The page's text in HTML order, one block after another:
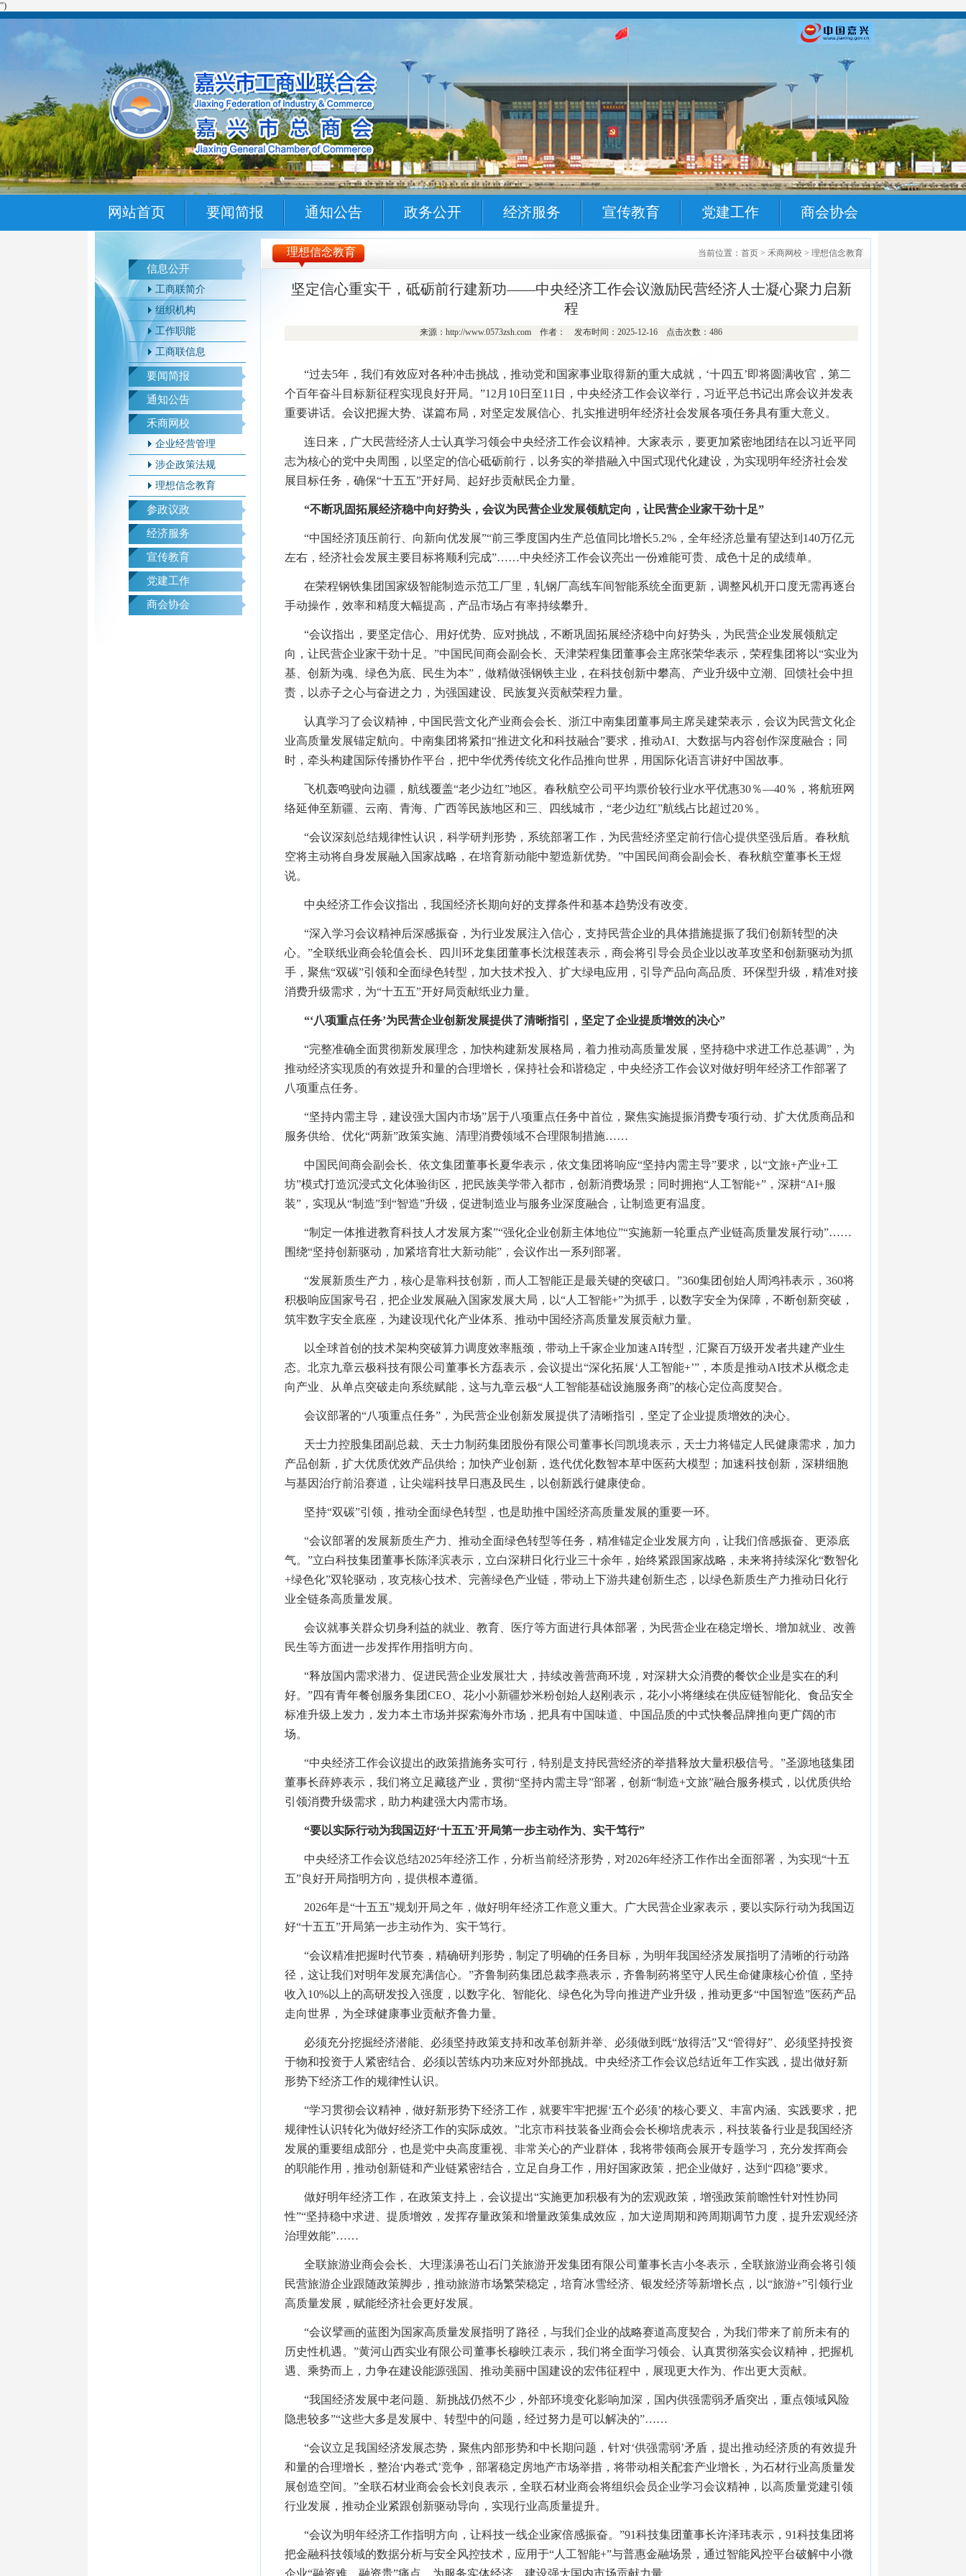
")
网站首页 要闻简报 通知公告 政务公开 经济服务 宣传教育 党建工作 商会协会
信息公开
工商联简介
组织机构
工作职能
工商联信息
要闻简报
通知公告
禾商网校
企业经营管理
涉企政策法规
理想信念教育
参政议政
经济服务
宣传教育
党建工作
商会协会
理想信念教育 当前位置：首页 > 禾商网校 > 理想信念教育
坚定信心重实干，砥砺前行建新功——中央经济工作会议激励民营经济人士凝心聚力启新
程
来源：http://www.0573zsh.com 作者： 发布时间：2025-12-16 点击次数：486
“过去5年，我们有效应对各种冲击挑战，推动党和国家事业取得新的重大成就，‘十四五’即将圆满收官，第二
个百年奋斗目标新征程实现良好开局。”12月10日至11日，中央经济工作会议举行，习近平总书记出席会议并发表
重要讲话。会议把握大势、谋篇布局，对坚定发展信心、扎实推进明年经济社会发展各项任务具有重大意义。
连日来，广大民营经济人士认真学习领会中央经济工作会议精神。大家表示，要更加紧密地团结在以习近平同
志为核心的党中央周围，以坚定的信心砥砺前行，以务实的举措融入中国式现代化建设，为实现明年经济社会发
展目标任务，确保“十五五”开好局、起好步贡献民企力量。
“不断巩固拓展经济稳中向好势头，会议为民营企业发展领航定向，让民营企业家干劲十足”
“中国经济顶压前行、向新向优发展”“前三季度国内生产总值同比增长5.2%，全年经济总量有望达到140万亿元
左右，经济社会发展主要目标将顺利完成”……中央经济工作会议亮出一份难能可贵、成色十足的成绩单。
在荣程钢铁集团国家级智能制造示范工厂里，轧钢厂高线车间智能系统全面更新，调整风机开口度无需再逐台
手动操作，效率和精度大幅提高，产品市场占有率持续攀升。
“会议指出，要坚定信心、用好优势、应对挑战，不断巩固拓展经济稳中向好势头，为民营企业发展领航定
向，让民营企业家干劲十足。”中国民间商会副会长、天津荣程集团董事会主席张荣华表示，荣程集团将以“实业为
基、创新为魂、绿色为底、民生为本”，做精做强钢铁主业，在科技创新中攀高、产业升级中立潮、回馈社会中担
责，以赤子之心与奋进之力，为强国建设、民族复兴贡献荣程力量。
认真学习了会议精神，中国民营文化产业商会会长、浙江中南集团董事局主席吴建荣表示，会议为民营文化企
业高质量发展锚定航向。中南集团将紧扣“推进文化和科技融合”要求，推动AI、大数据与内容创作深度融合；同
时，牵头构建国际传播协作平台，把中华优秀传统文化作品推向世界，用国际化语言讲好中国故事。
飞机轰鸣驶向边疆，航线覆盖“老少边红”地区。春秋航空公司平均票价较行业水平优惠30％—40％，将航班网
络延伸至新疆、云南、青海、广西等民族地区和三、四线城市，“老少边红”航线占比超过20％。
“会议深刻总结规律性认识，科学研判形势，系统部署工作，为民营经济坚定前行信心提供坚强后盾。春秋航
空将主动将自身发展融入国家战略，在培育新动能中塑造新优势。”中国民间商会副会长、春秋航空董事长王煜
说。
中央经济工作会议指出，我国经济长期向好的支撑条件和基本趋势没有改变。
“深入学习会议精神后深感振奋，为行业发展注入信心，支持民营企业的具体措施提振了我们创新转型的决
心。”全联纸业商会轮值会长、四川环龙集团董事长沈根莲表示，商会将引导会员企业以改革攻坚和创新驱动为抓
手，聚焦“双碳”引领和全面绿色转型，加大技术投入、扩大绿电应用，引导产品向高品质、环保型升级，精准对接
消费升级需求，为“十五五”开好局贡献纸业力量。
“‘八项重点任务’为民营企业创新发展提供了清晰指引，坚定了企业提质增效的决心”
“完整准确全面贯彻新发展理念，加快构建新发展格局，着力推动高质量发展，坚持稳中求进工作总基调”，为
推动经济实现质的有效提升和量的合理增长，保持社会和谐稳定，中央经济工作会议对做好明年经济工作部署了
八项重点任务。
“坚持内需主导，建设强大国内市场”居于八项重点任务中首位，聚焦实施提振消费专项行动、扩大优质商品和
服务供给、优化“两新”政策实施、清理消费领域不合理限制措施……
中国民间商会副会长、依文集团董事长夏华表示，依文集团将响应“坚持内需主导”要求，以“文旅+产业+工
坊”模式打造沉浸式文化体验街区，把民族美学带入都市，创新消费场景；同时拥抱“人工智能+”，深耕“AI+服
装”，实现从“制造”到“智造”升级，促进制造业与服务业深度融合，让制造更有温度。
“制定一体推进教育科技人才发展方案”“强化企业创新主体地位”“实施新一轮重点产业链高质量发展行动”……
围绕“坚持创新驱动，加紧培育壮大新动能”，会议作出一系列部署。
“发展新质生产力，核心是靠科技创新，而人工智能正是最关键的突破口。”360集团创始人周鸿祎表示，360将
积极响应国家号召，把企业发展融入国家发展大局，以“人工智能+”为抓手，以数字安全为保障，不断创新突破，
筑牢数字安全底座，为建设现代化产业体系、推动中国经济高质量发展贡献力量。
以全球首创的技术架构突破算力调度效率瓶颈，带动上千家企业加速AI转型，汇聚百万级开发者共建产业生
态。北京九章云极科技有限公司董事长方磊表示，会议提出“深化拓展‘人工智能+’”，本质是推动AI技术从概念走
向产业、从单点突破走向系统赋能，这与九章云极“人工智能基础设施服务商”的核心定位高度契合。
会议部署的“八项重点任务”，为民营企业创新发展提供了清晰指引，坚定了企业提质增效的决心。
天士力控股集团副总裁、天士力制药集团股份有限公司董事长闫凯境表示，天士力将锚定人民健康需求，加力
产品创新，扩大优质优效产品供给；加快产业创新，迭代优化数智本草中医药大模型；加速科技创新，深耕细胞
与基因治疗前沿赛道，让尖端科技早日惠及民生，以创新践行健康使命。
坚持“双碳”引领，推动全面绿色转型，也是助推中国经济高质量发展的重要一环。
“会议部署的发展新质生产力、推动全面绿色转型等任务，精准锚定企业发展方向，让我们倍感振奋、更添底
气。”立白科技集团董事长陈泽滨表示，立白深耕日化行业三十余年，始终紧跟国家战略，未来将持续深化“数智化
+绿色化”双轮驱动，攻克核心技术、完善绿色产业链，带动上下游共建创新生态，以绿色新质生产力推动日化行
业全链条高质量发展。
会议就事关群众切身利益的就业、教育、医疗等方面进行具体部署，为民营企业在稳定增长、增加就业、改善
民生等方面进一步发挥作用指明方向。
“释放国内需求潜力、促进民营企业发展壮大，持续改善营商环境，对深耕大众消费的餐饮企业是实在的利
好。”四有青年餐创服务集团CEO、花小小新疆炒米粉创始人赵刚表示，花小小将继续在供应链智能化、食品安全
标准升级上发力，发力本土市场并探索海外市场，把具有中国味道、中国品质的中式快餐品牌推向更广阔的市
场。
“中央经济工作会议提出的政策措施务实可行，特别是支持民营经济的举措释放大量积极信号。”圣源地毯集团
董事长薛婷表示，我们将立足藏毯产业，贯彻“坚持内需主导”部署，创新“制造+文旅”融合服务模式，以优质供给
引领消费升级需求，助力构建强大内需市场。
“要以实际行动为我国迈好‘十五五’开局第一步主动作为、实干笃行”
中央经济工作会议总结2025年经济工作，分析当前经济形势，对2026年经济工作作出全面部署，为实现“十五
五”良好开局指明方向，提供根本遵循。
2026年是“十五五”规划开局之年，做好明年经济工作意义重大。广大民营企业家表示，要以实际行动为我国迈
好“十五五”开局第一步主动作为、实干笃行。
“会议精准把握时代节奏，精确研判形势，制定了明确的任务目标，为明年我国经济发展指明了清晰的行动路
径，这让我们对明年发展充满信心。”齐鲁制药集团总裁李燕表示，齐鲁制药将坚守人民生命健康核心价值，坚持
收入10%以上的高研发投入强度，以数字化、智能化、绿色化为导向推进产业升级，推动更多“中国智造”医药产品
走向世界，为全球健康事业贡献齐鲁力量。
必须充分挖掘经济潜能、必须坚持政策支持和改革创新并举、必须做到既“放得活”又“管得好”、必须坚持投资
于物和投资于人紧密结合、必须以苦练内功来应对外部挑战。中央经济工作会议总结近年工作实践，提出做好新
形势下经济工作的规律性认识。
“学习贯彻会议精神，做好新形势下经济工作，就要牢牢把握‘五个必须’的核心要义、丰富内涵、实践要求，把
规律性认识转化为做好经济工作的实际成效。”北京市科技装备业商会会长柳培虎表示，科技装备行业是我国经济
发展的重要组成部分，也是党中央高度重视、非常关心的产业群体，我将带领商会展开专题学习，充分发挥商会
的职能作用，推动创新链和产业链紧密结合，立足自身工作，用好国家政策，把企业做好，达到“四稳”要求。
做好明年经济工作，在政策支持上，会议提出“实施更加积极有为的宏观政策，增强政策前瞻性针对性协同
性”“坚持稳中求进、提质增效，发挥存量政策和增量政策集成效应，加大逆周期和跨周期调节力度，提升宏观经济
治理效能”……
全联旅游业商会会长、大理漾濞苍山石门关旅游开发集团有限公司董事长吉小冬表示，全联旅游业商会将引领
民营旅游企业跟随政策脚步，推动旅游市场繁荣稳定，培育冰雪经济、银发经济等新增长点，以“旅游+”引领行业
高质量发展，赋能经济社会更好发展。
“会议擘画的蓝图为国家高质量发展指明了路径，与我们企业的战略赛道高度契合，为我们带来了前所未有的
历史性机遇。”黄河山西实业有限公司董事长穆映江表示，我们将全面学习领会、认真贯彻落实会议精神，把握机
遇、乘势而上，力争在建设能源强国、推动美丽中国建设的宏伟征程中，展现更大作为、作出更大贡献。
“我国经济发展中老问题、新挑战仍然不少，外部环境变化影响加深，国内供强需弱矛盾突出，重点领域风险
隐患较多”“这些大多是发展中、转型中的问题，经过努力是可以解决的”……
“会议立足我国经济发展态势，聚焦内部形势和中长期问题，针对‘供强需弱’矛盾，提出推动经济质的有效提升
和量的合理增长，整治‘内卷式’竞争，部署稳定房地产市场举措，将带动相关配套产业增长，为石材行业高质量发
展创造空间。”全联石材业商会会长刘良表示，全联石材业商会将组织会员企业学习会议精神，以高质量党建引领
行业发展，推动企业紧跟创新驱动导向，实现行业高质量提升。
“会议为明年经济工作指明方向，让科技一线企业家倍感振奋。”91科技集团董事长许泽玮表示，91科技集团将
把金融科技领域的数据分析与安全风控技术，应用于“人工智能+”与普惠金融场景，通过智能风控平台破解中小微
企业“融资难、融资贵”痛点，为服务实体经济、建设强大国内市场贡献力量。